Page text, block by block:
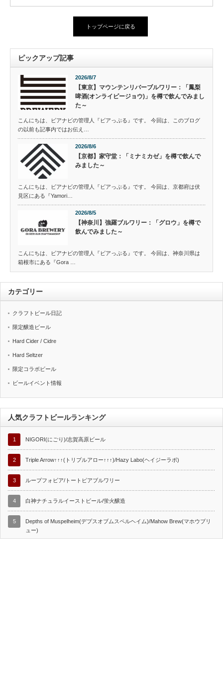
トップページに戻る
ピックアップ記事
2026/8/7
【東京】マウンテンリバーブルワリー：「鳳梨
啤酒(オンライピージョウ)」を樽で飲んでみまし
た～
こんにちは、ビアナビの管理人『ビアっぷる』です。 今回は、このブログ
の以前も記事内ではお伝え…
2026/8/6
【京都】家守堂：「ミナミカゼ」を樽で飲んで
みました～
こんにちは、ビアナビの管理人『ビアっぷる』です。 今回は、京都府は伏
見区にある『Yamori…
2026/8/5
【神奈川】強羅ブルワリー：「グロウ」を樽で
飲んでみました～
こんにちは、ビアナビの管理人『ビアっぷる』です。 今回は、神奈川県は
箱根市にある『Gora …
カテゴリー
クラフトビール日記
限定醸造ビール
Hard Cider / Cidre
Hard Seltzer
限定コラボビール
ビールイベント情報
人気クラフトビールランキング
1 NIGORI(にごり)/志賀高原ビール
2 Triple Arrow↑↑↑(トリプルアロー↑↑↑)/Hazy Labo(ヘイジーラボ)
3 ループフォビア/トートピアブルワリー
4 白神ナチュラルイーストビール/蛍火醸造
5
Depths of Muspelheim(デプスオブムスペルヘイム)/Mahow Brew(マホウブリ
ュー)